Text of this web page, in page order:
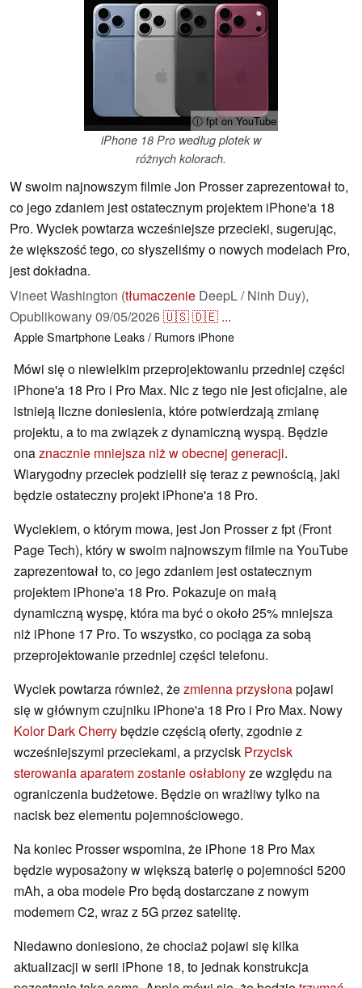
ⓘ fpt on YouTube
iPhone 18 Pro według plotek w
różnych kolorach.
W swoim najnowszym filmie Jon Prosser zaprezentował to,
co jego zdaniem jest ostatecznym projektem iPhone'a 18
Pro. Wyciek powtarza wcześniejsze przecieki, sugerując,
że większość tego, co słyszeliśmy o nowych modelach Pro,
jest dokładna.
Vineet Washington (tłumaczenie DeepL / Ninh Duy),
Opublikowany09/05/2026🇺🇸🇩🇪 ...
AppleSmartphone Leaks / RumorsiPhone
Mówi się o niewielkim przeprojektowaniu przedniej części
iPhone'a 18 Pro i Pro Max. Nic z tego nie jest oficjalne, ale
istnieją liczne doniesienia, które potwierdzają zmianę
projektu, a to ma związek z dynamiczną wyspą. Będzie
onaznacznie mniejsza niż w obecnej generacji.
Wiarygodny przeciek podzielił się teraz z pewnością, jaki
będzie ostateczny projekt iPhone'a 18 Pro.
Wyciekiem, o którym mowa, jest Jon Prosser z fpt (Front
Page Tech), który w swoim najnowszym filmie na YouTube
zaprezentował to, co jego zdaniem jest ostatecznym
projektem iPhone'a 18 Pro. Pokazuje on małą
dynamiczną wyspę, która ma być o około 25% mniejsza
niż iPhone 17 Pro. To wszystko, co pociąga za sobą
przeprojektowanie przedniej części telefonu.
Wyciek powtarza również, żezmienna przysłonapojawi
się w głównym czujniku iPhone'a 18 Pro i Pro Max. Nowy
Kolor Dark Cherrybędzie częścią oferty, zgodnie z
wcześniejszymi przeciekami, a przycisk Przycisk
sterowania aparatem zostanie osłabionyze względu na
ograniczenia budżetowe. Będzie on wrażliwy tylko na
nacisk bez elementu pojemnościowego.
Na koniec Prosser wspomina, że iPhone 18 Pro Max
będzie wyposażony w większą baterię o pojemności 5200
mAh, a oba modele Pro będą dostarczane z nowym
modemem C2, wraz z 5G przez satelitę.
Niedawno doniesiono, że chociaż pojawi się kilka
aktualizacji w serii iPhone 18, to jednak konstrukcja